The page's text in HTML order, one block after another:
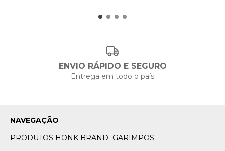
ENVIO RÁPIDO E SEGURO
Entrega em todo o país
NAVEGAÇÃO
PRODUTOS HONK BRAND GARIMPOS